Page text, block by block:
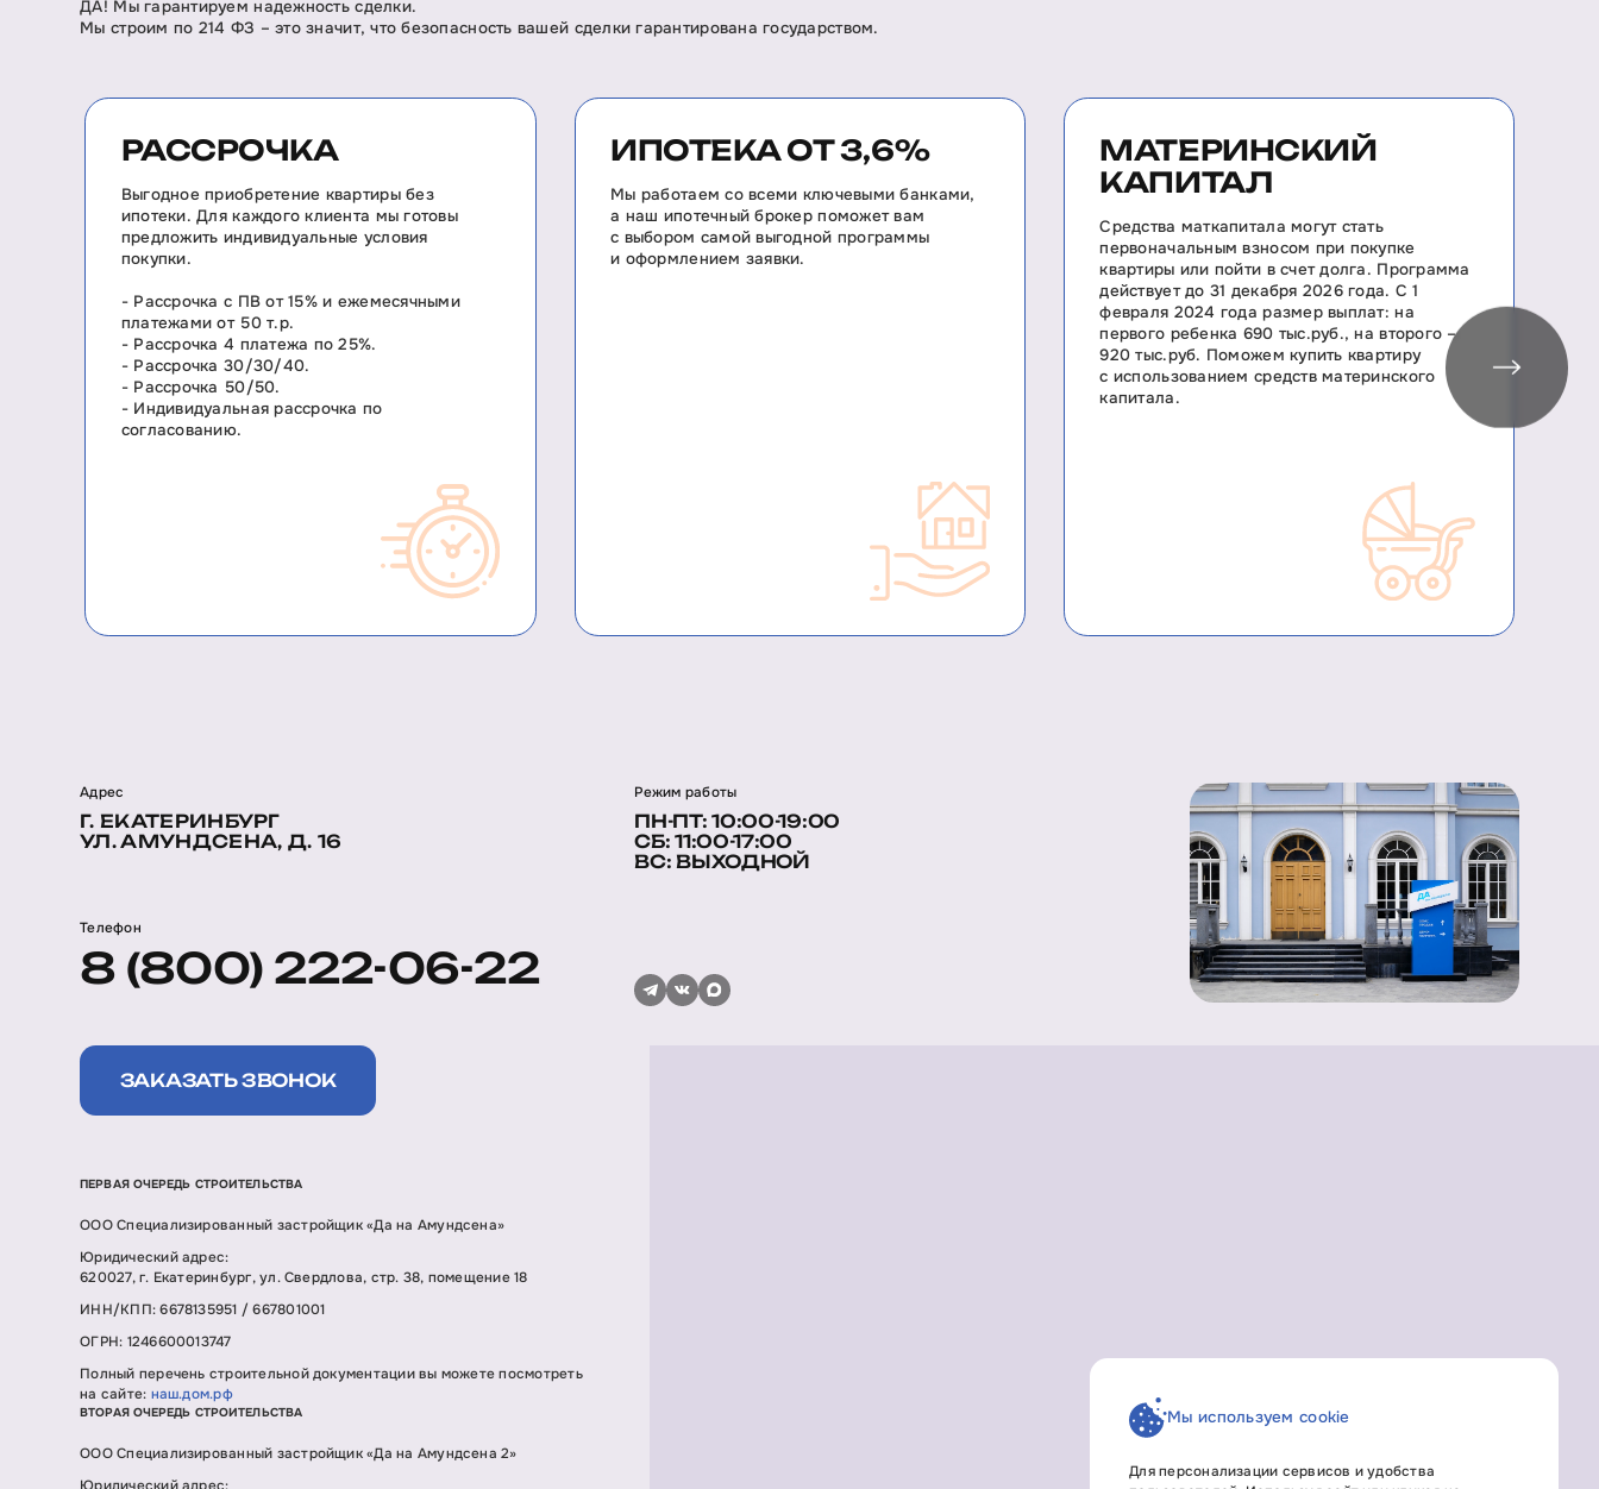
ДА! Мы гарантируем надежность сделки.
Мы строим по 214 ФЗ – это значит, что безопасность вашей сделки гарантирована государством.
РАССРОЧКА
Выгодное приобретение квартиры без
ипотеки. Для каждого клиента мы готовы
предложить индивидуальные условия
покупки.
- Рассрочка с ПВ от 15% и ежемесячными
платежами от 50 т.р.
- Рассрочка 4 платежа по 25%.
- Рассрочка 30/30/40.
- Рассрочка 50/50.
- Индивидуальная рассрочка по
согласованию.
ИПОТЕКА ОТ 3,6%
Мы работаем со всеми ключевыми банками,
а наш ипотечный брокер поможет вам
с выбором самой выгодной программы
и оформлением заявки.
МАТЕРИНСКИЙ
КАПИТАЛ
Средства маткапитала могут стать
первоначальным взносом при покупке
квартиры или пойти в счет долга. Программа
действует до 31 декабря 2026 года. С 1
февраля 2024 года размер выплат: на
первого ребенка 690 тыс.руб., на второго –
920 тыс.руб. Поможем купить квартиру
с использованием средств материнского
капитала.
Адрес
Г. ЕКАТЕРИНБУРГ
УЛ. АМУНДСЕНА, Д. 16
Телефон
8 (800) 222-06-22
Режим работы
ПН-ПТ: 10:00-19:00
СБ: 11:00-17:00
ВС: ВЫХОДНОЙ
ЗАКАЗАТЬ ЗВОНОК
ПЕРВАЯ ОЧЕРЕДЬ СТРОИТЕЛЬСТВА
ООО Специализированный застройщик «Да на Амундсена»
Юридический адрес:
620027, г. Екатеринбург, ул. Свердлова, стр. 38, помещение 18
ИНН/КПП: 6678135951 / 667801001
ОГРН: 1246600013747
Полный перечень строительной документации вы можете посмотреть
на сайте: наш.дом.рф
ВТОРАЯ ОЧЕРЕДЬ СТРОИТЕЛЬСТВА
ООО Специализированный застройщик «Да на Амундсена 2»
Мы используем cookie
Для персонализации сервисов и удобства